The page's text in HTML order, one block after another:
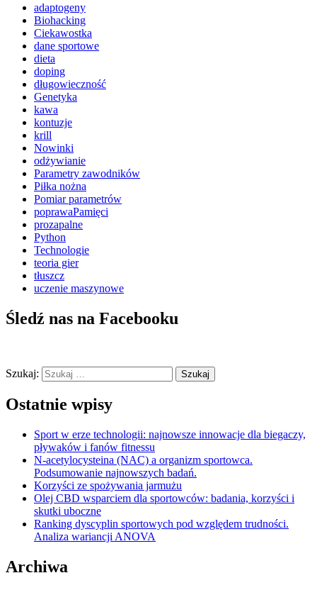
adaptogeny
Biohacking
Ciekawostka
dane sportowe
dieta
doping
długowieczność
Genetyka
kawa
kontuzje
krill
Nowinki
odżywianie
Parametry zawodników
Piłka nożna
Pomiar parametrów
poprawaPamięci
prozapalne
Python
Technologie
teoria gier
tłuszcz
uczenie maszynowe
Śledź nas na Facebooku
Szukaj:
Ostatnie wpisy
Sport w erze technologii: najnowsze innowacje dla biegaczy,
pływaków i fanów fitnessu
N-acetylocysteina (NAC) a organizm sportowca.
Podsumowanie najnowszych badań.
Korzyści ze spożywania jarmużu
Olej CBD wsparciem dla sportowców: badania, korzyści i
skutki uboczne
Ranking dyscyplin sportowych pod względem trudności.
Analiza wariancji ANOVA
Archiwa